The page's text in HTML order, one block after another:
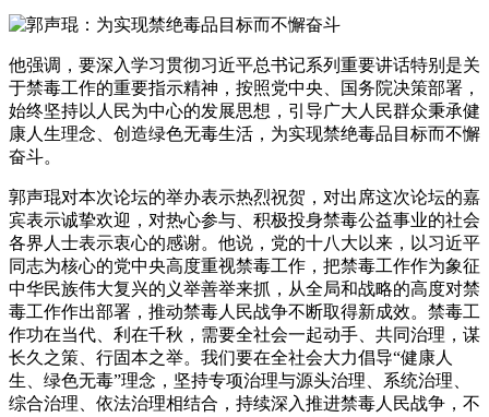
他强调，要深入学习贯彻习近平总书记系列重要讲话特别是关
于禁毒工作的重要指示精神，按照党中央、国务院决策部署，
始终坚持以人民为中心的发展思想，引导广大人民群众秉承健
康人生理念、创造绿色无毒生活，为实现禁绝毒品目标而不懈
奋斗。
郭声琨对本次论坛的举办表示热烈祝贺，对出席这次论坛的嘉
宾表示诚挚欢迎，对热心参与、积极投身禁毒公益事业的社会
各界人士表示衷心的感谢。他说，党的十八大以来，以习近平
同志为核心的党中央高度重视禁毒工作，把禁毒工作作为象征
中华民族伟大复兴的义举善举来抓，从全局和战略的高度对禁
毒工作作出部署，推动禁毒人民战争不断取得新成效。禁毒工
作功在当代、利在千秋，需要全社会一起动手、共同治理，谋
长久之策、行固本之举。我们要在全社会大力倡导“健康人
生、绿色无毒”理念，坚持专项治理与源头治理、系统治理、
综合治理、依法治理相结合，持续深入推进禁毒人民战争，不